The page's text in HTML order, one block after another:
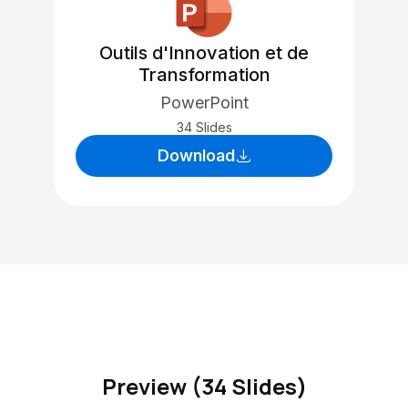
Outils d'Innovation et de
Transformation
PowerPoint
34 Slides
Download
Preview (34 Slides)